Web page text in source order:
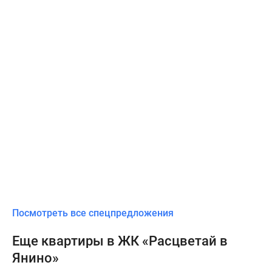
Посмотреть все спецпредложения
Еще квартиры в ЖК «Расцветай в
Янино»